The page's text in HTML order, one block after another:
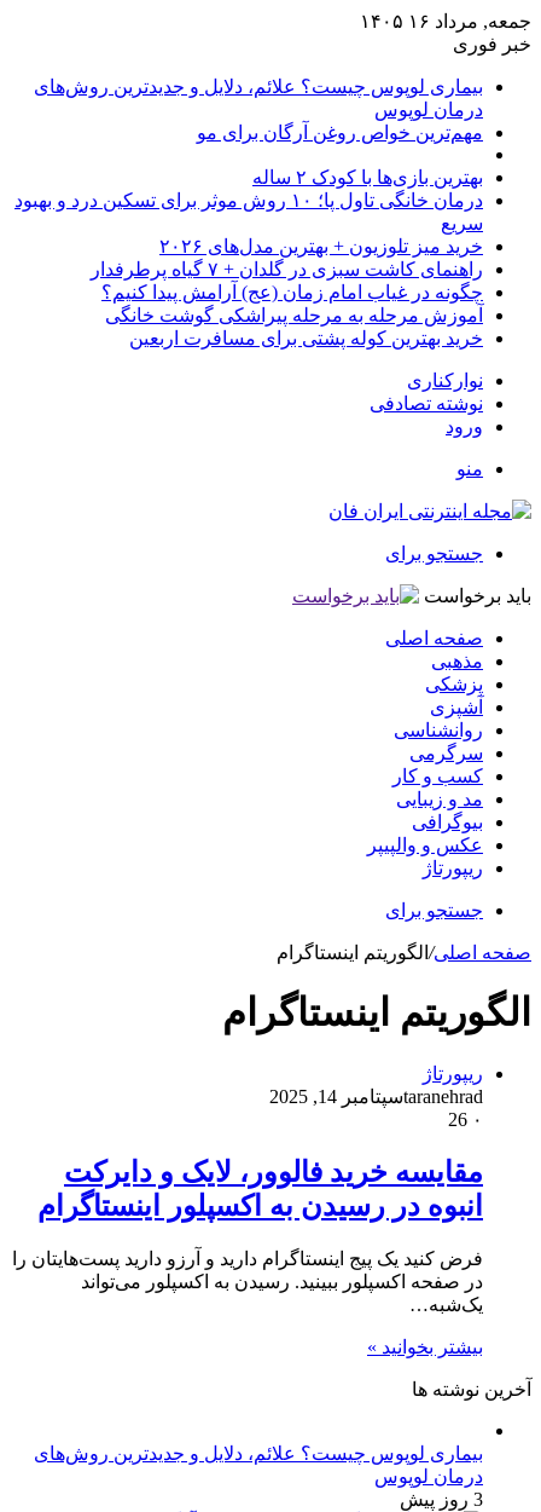
جمعه, مرداد ۱۶ ۱۴۰۵
خبر فوری
بیماری لوپوس چیست؟ علائم، دلایل و جدیدترین روش‌های
درمان لوپوس
مهم‌ترین خواص روغن آرگان برای مو
بهترین بازی‌ها با کودک ۲ ساله
درمان خانگی تاول پا؛ ۱۰ روش موثر برای تسکین درد و بهبود
سریع
خرید میز تلوزیون + بهترین مدل‌های ۲۰۲۶
راهنمای کاشت سبزی در گلدان + ۷ گیاه پرطرفدار
چگونه در غیاب امام زمان (عج) آرامش پیدا کنیم؟
آموزش مرحله به مرحله پیراشکی گوشت خانگی
خرید بهترین کوله پشتی برای مسافرت اربعین
نوارکناری
نوشته تصادفی
ورود
منو
جستجو برای
باید برخواست
صفحه اصلی
مذهبی
پزشکی
آشپزی
روانشناسی
سرگرمی
کسب و کار
مد و زیبایی
بیوگرافی
عکس و والپیپر
ریپورتاژ
جستجو برای
صفحه اصلی/ الگوریتم اینستاگرام
الگوریتم اینستاگرام
ریپورتاژ
taranehradسپتامبر 14, 2025
۰
مقایسه خرید فالوور، لایک و دایرکت
انبوه در رسیدن به اکسپلور اینستاگرام
فرض کنید یک پیج اینستاگرام دارید و آرزو دارید پست‌هایتان را
در صفحه اکسپلور ببینید. رسیدن به اکسپلور می‌تواند
یک‌شبه…
بیشتر بخوانید »
آخرین نوشته ها
بیماری لوپوس چیست؟ علائم، دلایل و جدیدترین روش‌های
درمان لوپوس
3 روز پیش